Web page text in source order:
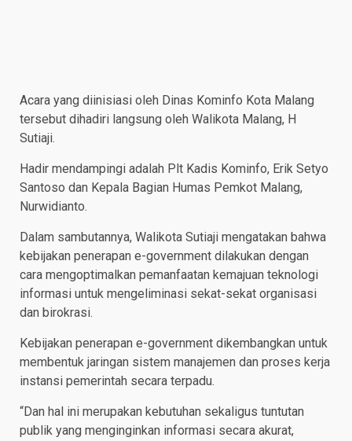
Acara yang diinisiasi oleh Dinas Kominfo Kota Malang
tersebut dihadiri langsung oleh Walikota Malang, H
Sutiaji.
Hadir mendampingi adalah Plt Kadis Kominfo, Erik Setyo
Santoso dan Kepala Bagian Humas Pemkot Malang,
Nurwidianto.
Dalam sambutannya, Walikota Sutiaji mengatakan bahwa
kebijakan penerapan e-government dilakukan dengan
cara mengoptimalkan pemanfaatan kemajuan teknologi
informasi untuk mengeliminasi sekat-sekat organisasi
dan birokrasi.
Kebijakan penerapan e-government dikembangkan untuk
membentuk jaringan sistem manajemen dan proses kerja
instansi pemerintah secara terpadu.
“Dan hal ini merupakan kebutuhan sekaligus tuntutan
publik yang menginginkan informasi secara akurat,